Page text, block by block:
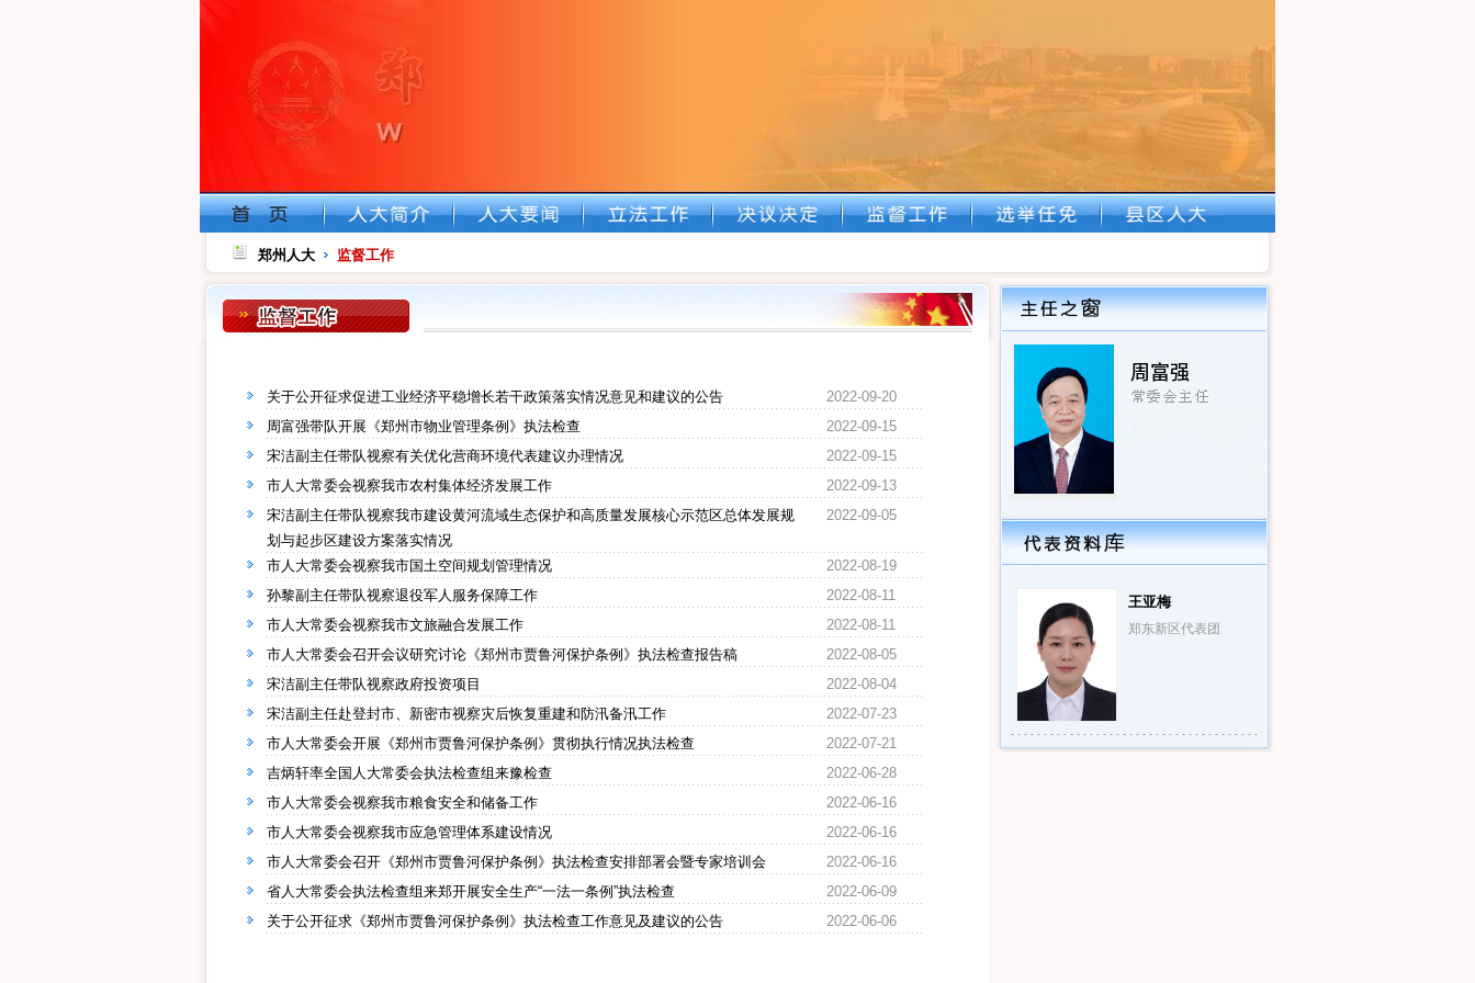
郑州人大 监督工作
关于公开征求促进工业经济平稳增长若干政策落实情况意见和建议的公告
2022-09-20
周富强带队开展《郑州市物业管理条例》执法检查
2022-09-15
宋洁副主任带队视察有关优化营商环境代表建议办理情况
2022-09-15
市人大常委会视察我市农村集体经济发展工作
2022-09-13
宋洁副主任带队视察我市建设黄河流域生态保护和高质量发展核心示范区总体发展规
划与起步区建设方案落实情况
2022-09-05
市人大常委会视察我市国土空间规划管理情况
2022-08-19
孙黎副主任带队视察退役军人服务保障工作
2022-08-11
市人大常委会视察我市文旅融合发展工作
2022-08-11
市人大常委会召开会议研究讨论《郑州市贾鲁河保护条例》执法检查报告稿
2022-08-05
宋洁副主任带队视察政府投资项目
2022-08-04
宋洁副主任赴登封市、新密市视察灾后恢复重建和防汛备汛工作
2022-07-23
市人大常委会开展《郑州市贾鲁河保护条例》贯彻执行情况执法检查
2022-07-21
吉炳轩率全国人大常委会执法检查组来豫检查
2022-06-28
市人大常委会视察我市粮食安全和储备工作
2022-06-16
市人大常委会视察我市应急管理体系建设情况
2022-06-16
市人大常委会召开《郑州市贾鲁河保护条例》执法检查安排部署会暨专家培训会
2022-06-16
省人大常委会执法检查组来郑开展安全生产“一法一条例”执法检查
2022-06-09
关于公开征求《郑州市贾鲁河保护条例》执法检查工作意见及建议的公告
2022-06-06
王亚梅
郑东新区代表团